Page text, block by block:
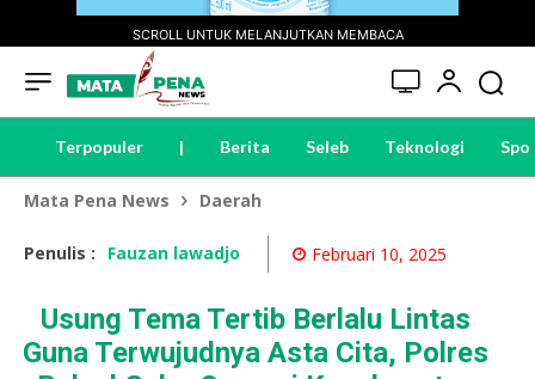
SCROLL UNTUK MELANJUTKAN MEMBACA
Terpopuler | Berita Seleb Teknologi
Mata Pena News Daerah
Penulis : Fauzan lawadjo Februari 10, 2025
Usung Tema Tertib Berlalu Lintas
Guna Terwujudnya Asta Cita, Polres